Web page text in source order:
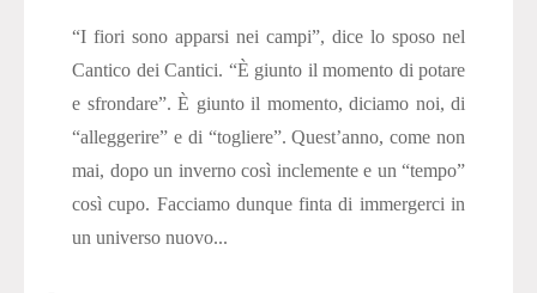
“I fiori sono apparsi nei campi”, dice lo sposo nel
Cantico dei Cantici. “È giunto il momento di potare
e sfrondare”. È giunto il momento, diciamo noi, di
“alleggerire” e di “togliere”. Quest’anno, come non
mai, dopo un inverno così inclemente e un “tempo”
così cupo. Facciamo dunque finta di immergerci in
un universo nuovo...